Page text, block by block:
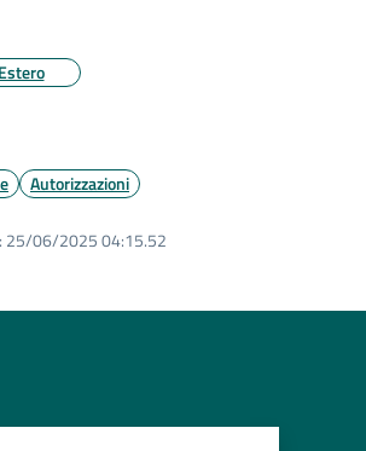
Estero
Autorizzazioni
25/06/2025 04:15.52